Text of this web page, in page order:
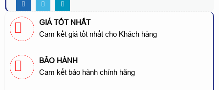
GIÁ TỐT NHẤT
Cam kết giá tốt nhất cho Khách hàng
BẢO HÀNH
Cam kết bảo hành chính hãng